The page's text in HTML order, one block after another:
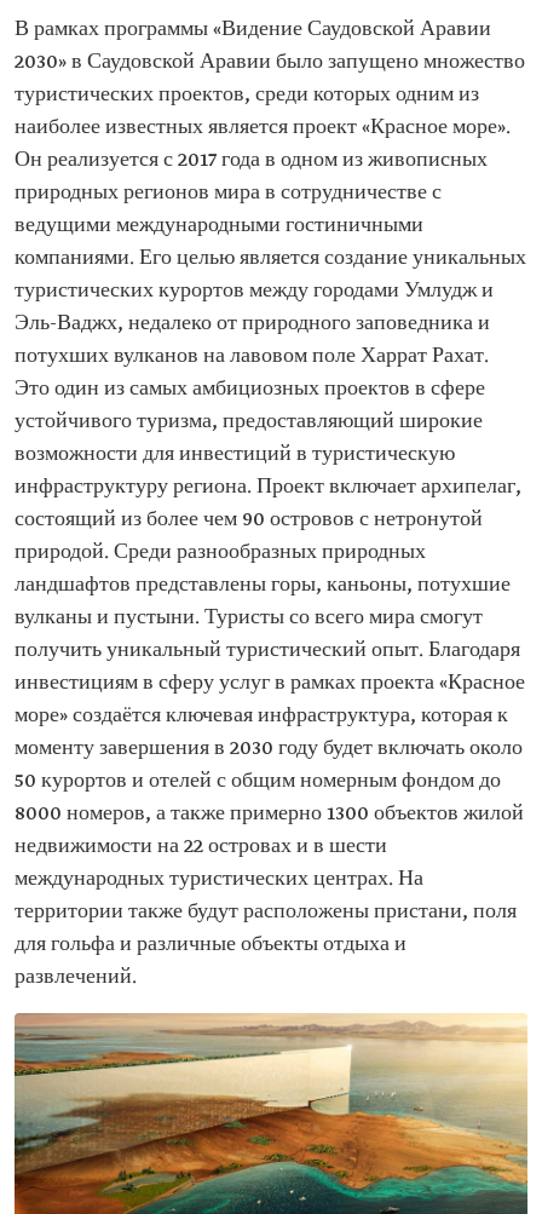
В рамках программы «Видение Саудовской Аравии
2030» в Саудовской Аравии было запущено множество
туристических проектов, среди которых одним из
наиболее известных является проект «Красное море».
Он реализуется с 2017 года в одном из живописных
природных регионов мира в сотрудничестве с
ведущими международными гостиничными
компаниями. Его целью является создание уникальных
туристических курортов между городами Умлудж и
Эль-Ваджх, недалеко от природного заповедника и
потухших вулканов на лавовом поле Харрат Рахат.
Это один из самых амбициозных проектов в сфере
устойчивого туризма, предоставляющий широкие
возможности для инвестиций в туристическую
инфраструктуру региона. Проект включает архипелаг,
состоящий из более чем 90 островов с нетронутой
природой. Среди разнообразных природных
ландшафтов представлены горы, каньоны, потухшие
вулканы и пустыни. Туристы со всего мира смогут
получить уникальный туристический опыт. Благодаря
инвестициям в сферу услуг в рамках проекта «Красное
море» создаётся ключевая инфраструктура, которая к
моменту завершения в 2030 году будет включать около
50 курортов и отелей с общим номерным фондом до
8000 номеров, а также примерно 1300 объектов жилой
недвижимости на 22 островах и в шести
международных туристических центрах. На
территории также будут расположены пристани, поля
для гольфа и различные объекты отдыха и
развлечений.